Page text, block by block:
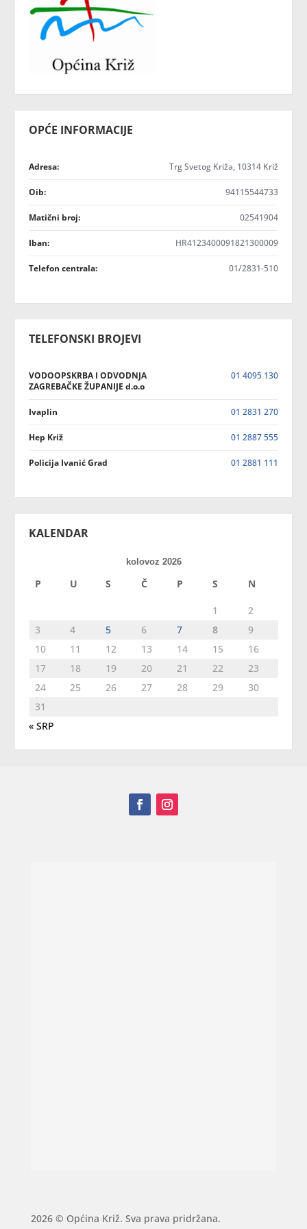
OPĆE INFORMACIJE
Adresa: Trg Svetog Križa, 10314 Križ
Oib: 94115544733
Matični broj: 02541904
Iban: HR4123400091821300009
Telefon centrala: 01/2831-510
TELEFONSKI BROJEVI
VODOOPSKRBA I ODVODNJA
ZAGREBAČKE ŽUPANIJE d.o.o
01 4095 130
Ivaplin 01 2831 270
Hep Križ 01 2887 555
Policija Ivanić Grad 01 2881 111
KALENDAR
kolovoz 2026
P U S Č P S N
1
2
3
4 5 6 7 8
9
10
11 12 13 14 15
16
17
18 19 20 21 22
23
24
25 26 27 28 29
30
31
« SRP
2026 © Općina Križ. Sva prava pridržana.